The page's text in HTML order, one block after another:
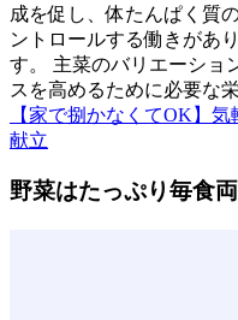
成を促し、体たんぱく質
ントロールする働きがあ
す。 主菜のバリエーショ
スを高めるために必要な
【家で捌かなくてOK】
献立
野菜はたっぷり毎食